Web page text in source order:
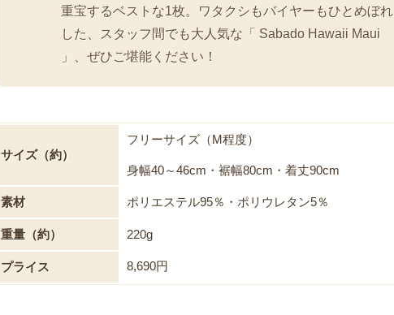
重宝するベストな1枚。ワタクシもバイヤーもひとめぼれ
した、スタッフ間でも大人気な「 Sabado Hawaii Maui
」、ぜひご堪能ください！
サイズ（約）
フリーサイズ（M程度）
身幅40～46cm・裾幅80cm・着丈90cm
素材 ポリエステル95％・ポリウレタン5％
重量（約） 220g
プライス 8,690円